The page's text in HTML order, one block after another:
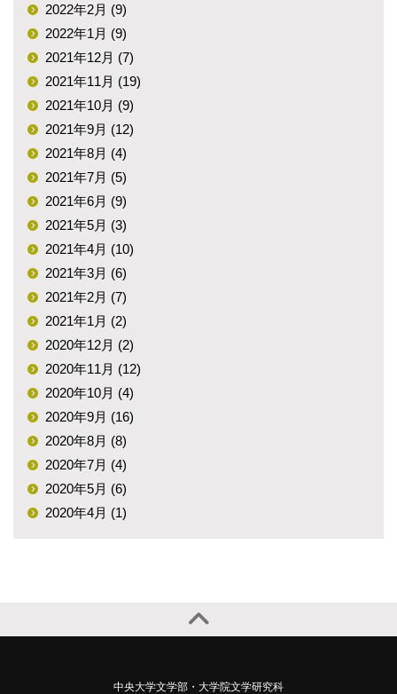
2022年2月 (9)
2022年1月 (9)
2021年12月 (7)
2021年11月 (19)
2021年10月 (9)
2021年9月 (12)
2021年8月 (4)
2021年7月 (5)
2021年6月 (9)
2021年5月 (3)
2021年4月 (10)
2021年3月 (6)
2021年2月 (7)
2021年1月 (2)
2020年12月 (2)
2020年11月 (12)
2020年10月 (4)
2020年9月 (16)
2020年8月 (8)
2020年7月 (4)
2020年5月 (6)
2020年4月 (1)
中央大学文学部・大学院文学研究科